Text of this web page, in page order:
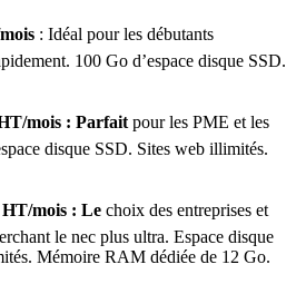
: Idéal pour les débutants
100 Go d’espace disque SSD.
mois : Parfait pour les PME et les
disque SSD. Sites web illimités.
mois : Le choix des entreprises et
le nec plus ultra. Espace disque
Mémoire RAM dédiée de 12 Go.